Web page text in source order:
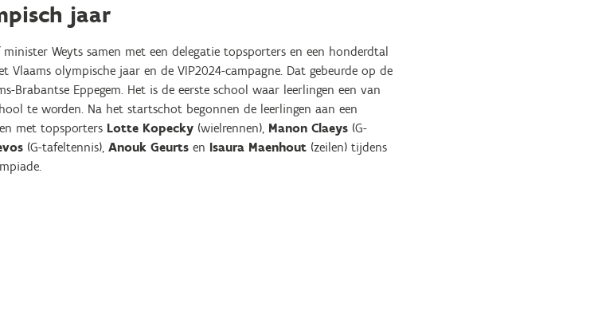
jaar
Weyts samen met een delegatie topsporters en een honderdtal
olympische jaar en de VIP2024-campagne. Dat gebeurde op de
Brabantse Eppegem. Het is de eerste school waar leerlingen een van
te worden. Na het startschot begonnen de leerlingen aan een
met topsporters Lotte Kopecky (wielrennen), Manon Claeys (G-
(G-tafeltennis), Anouk Geurts en Isaura Maenhout (zeilen) tijdens